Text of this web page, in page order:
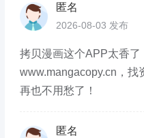
匿名
2026-08-03 发布
拷贝漫画这个APP太香了
www.mangacopy.cn，找
再也不用愁了！
匿名